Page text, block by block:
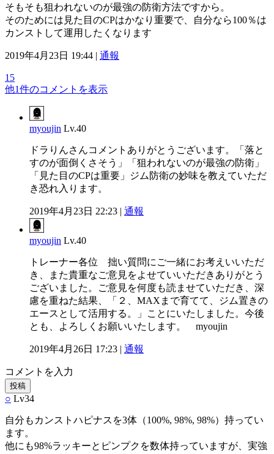
そもそも狙われないのが最強の防衛方法ですから。
そのためには見た目のCPはかなり重要で、自分なら100％は
カンストして運用したくなります
2019年4月23日 19:44 | 通報
15
他1件のコメントを表示
myoujin Lv.40
ドラりんさんコメントありがとうございます。「落と
すのが面倒くさそう」「狙われないのが最強の防衛」
「見た目のCPは重要」ジム防衛の妙味を教えていただ
き恐れ入ります。
2019年4月23日 22:23 | 通報
myoujin Lv.40
トレーナー各位 拙い質問にご一緒にお考えいいただ
き、また貴重なご意見をよせていいただきありがとう
ございました。ご意見を何度も読ませていただき、深
慮を重ねた結果、「２、MAXまで育てて、ジム置きの
エースとして活用する。」ことにいたしました。今後
とも、よろしくお願いいたします。 myoujin
2019年4月26日 17:23 | 通報
コメントを入力
投稿
○ Lv34
自分もカンストハピナスを3体（100%, 98%, 98%）持ってい
ます。
他にも98%ラッキーとピンプクを数体持っていますが、実強